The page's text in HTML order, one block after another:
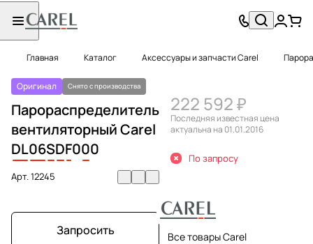
Главная Каталог Аксессуары и запчасти Carel
Оригинал Снято с производства
Парораспределитель
вентиляторный Carel
DL06SDF000
Арт.12245
Запросить
222 592 ₽
Последняя известная цена
актуальна на 01.01.2016
По запросу
Все товары Carel